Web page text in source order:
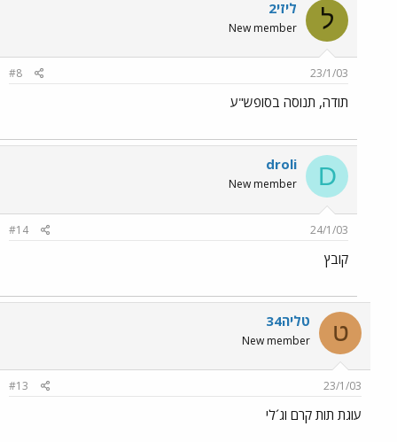
ל ליזי2
New member
23/1/03
#8
תודה, תנוסה בסופש"ע
D
droli
New member
24/1/03
#14
קובץ
ט טליה34
New member
23/1/03
#13
עוגת תות קרם וג´לי